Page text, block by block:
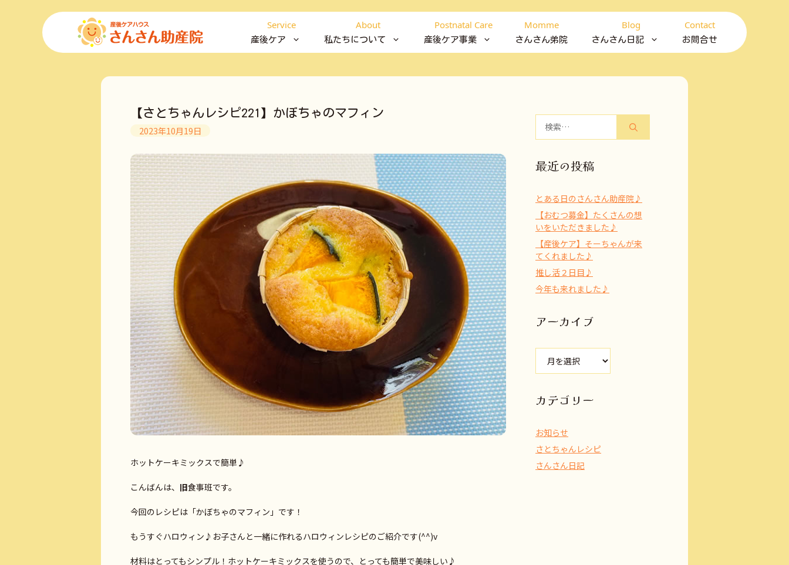
Service
産後ケア
About
私たちについて
Postnatal Care
産後ケア事業
Momme
さんさん弟院
Blog
さんさん日記
Contact
お問合せ
【さとちゃんレシピ221】かぼちゃのマフィン
2023年10月19日
ホットケーキミックスで簡単♪
こんばんは、 旧食事班です。
今回のレシピは「かぼちゃのマフィン」です！
もうすぐハロウィン♪お子さんと一緒に作れるハロウィンレシピのご紹介です(^^)v
材料はとってもシンプル！ホットケーキミックスを使うので、とっても簡単で美味しい♪
最近の投稿
とある日のさんさん助産院♪
【おむつ募金】たくさんの想
いをいただきました♪
【産後ケア】そーちゃんが来
てくれました♪
推し活２日目♪
今年も来れました♪
アーカイブ
ブ
カテゴリー
お知らせ
さとちゃんレシピ
さんさん日記